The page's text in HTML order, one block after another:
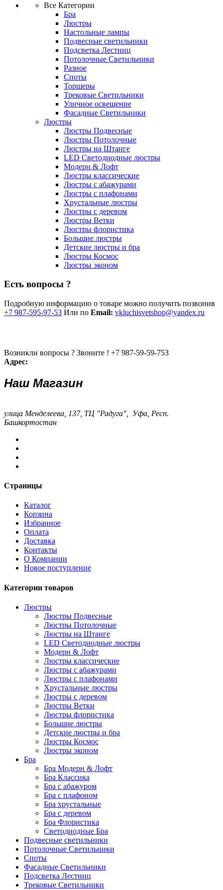
Все Категории
Бра
Люстры
Настольные лампы
Подвесные светильники
Подсветка Лестниц
Потолочные Светильники
Разное
Споты
Торшеры
Трековые Светильники
Уличное освещение
Фасадные Светильники
Люстры
Люстры Подвесные
Люстры Потолочные
Люстры на Штанге
LED Светодиодные люстры
Модерн & Лофт
Люстры классические
Люстры с абажурами
Люстры с плафонами
Хрустальные люстры
Люстры с деревом
Люстры Ветки
Люстры флористика
Большие люстры
Детские люстры и бра
Люстры Космос
Люстры эконом
Есть вопросы ?
Подробную информацию о товаре можно получить позвонив
+7 987-595-97-53 Или по Email: vkluchisvetshop@yandex.ru
Возникли вопросы ? Звоните ! +7 987-59-59-753
Адрес:
Наш Магазин
улица Менделеева, 137, ТЦ "Радуга", Уфа, Респ.
Башкортостан
Страницы
Каталог
Корзина
Избранное
Оплата
Доставка
Контакты
О Компании
Новое поступление
Категории товаров
Люстры
Люстры Подвесные
Люстры Потолочные
Люстры на Штанге
LED Светодиодные люстры
Модерн & Лофт
Люстры классические
Люстры с абажурами
Люстры с плафонами
Хрустальные люстры
Люстры с деревом
Люстры Ветки
Люстры флористика
Большие люстры
Детские люстры и бра
Люстры Космос
Люстры эконом
Бра
Бра Модерн & Лофт
Бра Классика
Бра с абажуром
Бра с плафоном
Бра хрустальные
Бра с деревом
Бра Флористика
Светодиодные Бра
Подвесные светильники
Потолочные Светильники
Споты
Фасадные Светильники
Подсветка Лестниц
Трековые Светильники